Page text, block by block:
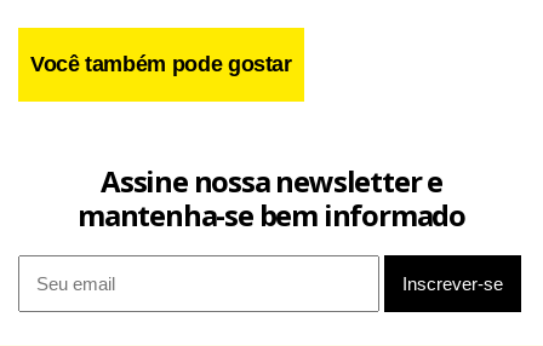
Você também pode gostar
Assine nossa newsletter e
mantenha-se bem informado